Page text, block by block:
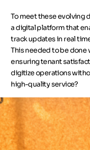
To meet these evolving
a digital platform that
track updates in real
This needed to be done
ensuring tenant
digitize operations
high-quality service?